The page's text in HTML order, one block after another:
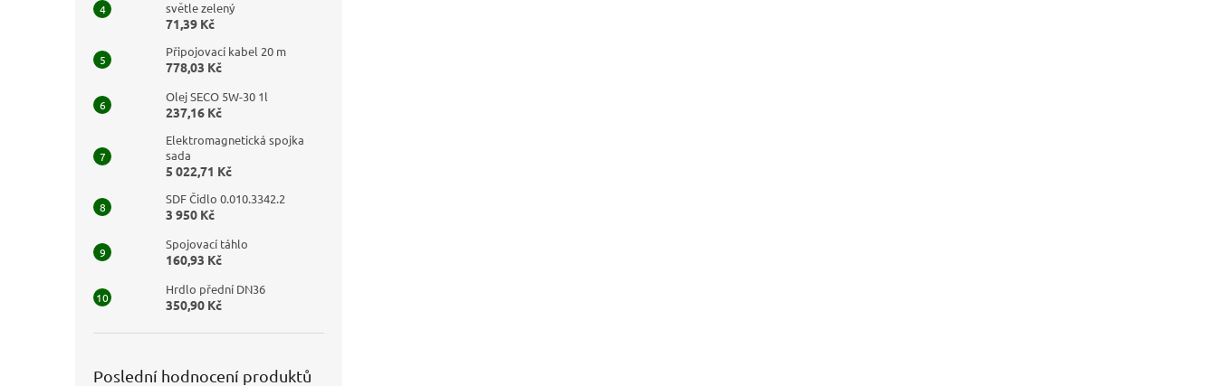
světle zelený
71,39 Kč
Připojovací kabel 20 m
778,03 Kč
Olej SECO 5W-30 1l
237,16 Kč
Elektromagnetická spojka
sada
5 022,71 Kč
SDF Čidlo 0.010.3342.2
3 950 Kč
Spojovací táhlo
160,93 Kč
Hrdlo přední DN36
350,90 Kč
Poslední hodnocení produktů